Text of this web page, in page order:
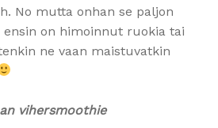
No mutta onhan se paljon
ensin on himoinnut ruokia tai
ne vaan maistuvatkin
vihersmoothie